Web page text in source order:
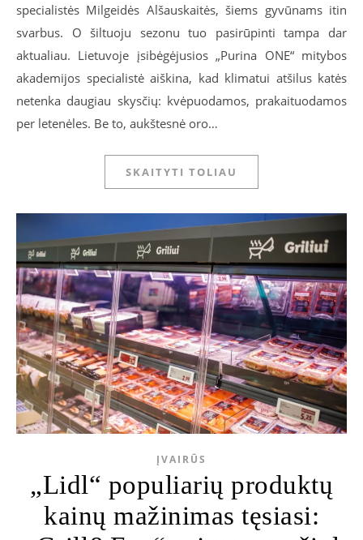
specialistės Milgeidės Alšauskaitės, šiems gyvūnams itin
svarbus. O šiltuoju sezonu tuo pasirūpinti tampa dar
aktualiau. Lietuvoje įsibėgėjusios „Purina ONE“ mitybos
akademijos specialistė aiškina, kad klimatui atšilus katės
netenka daugiau skysčių: kvėpuodamos, prakaituodamos
per letenėles. Be to, aukštesnė oro…
SKAITYTI TOLIAU
ĮVAIRŪS
„Lidl“ populiarių produktų
kainų mažinimas tęsiasi: